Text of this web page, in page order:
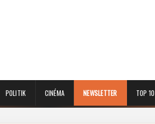
POLITIK CINÉMA NEWSLETTER TOP 10